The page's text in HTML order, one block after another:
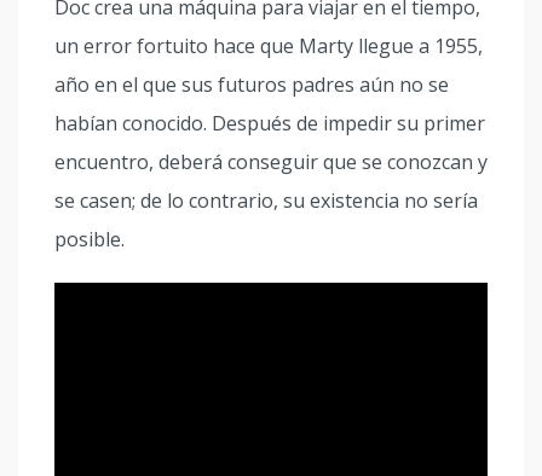
Doc crea una máquina para viajar en el tiempo,
un error fortuito hace que Marty llegue a 1955,
año en el que sus futuros padres aún no se
habían conocido. Después de impedir su primer
encuentro, deberá conseguir que se conozcan y
se casen; de lo contrario, su existencia no sería
posible.